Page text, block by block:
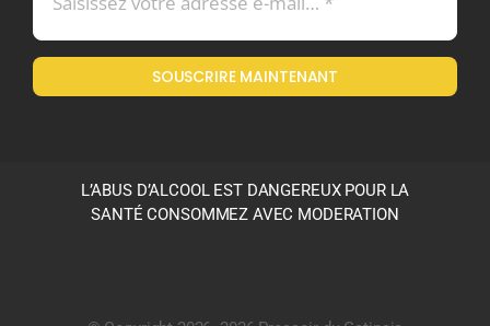
Mentions légales
Politique en matière de remboursements et de retours
SOUSCRIRE MAINTENANT
L’ABUS D’ALCOOL EST DANGEREUX POUR LA
SANTÉ CONSOMMEZ AVEC MODERATION